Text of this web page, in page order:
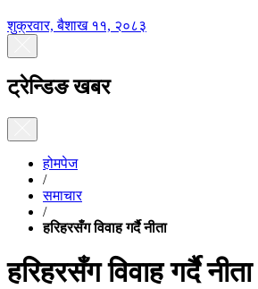
शुक्रवार, बैशाख ११, २०८३
ट्रेन्डिङ खबर
होमपेज
/
समाचार
/
हरिहरसँग विवाह गर्दै नीता
हरिहरसँग विवाह गर्दै नीता